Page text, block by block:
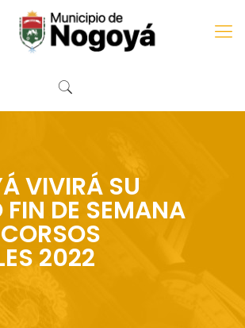
VIVIRÁ SU
FIN DE SEMANA
2022